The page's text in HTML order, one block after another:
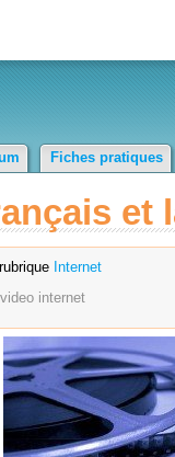
Fiches pratiques
et
Internet
video internet